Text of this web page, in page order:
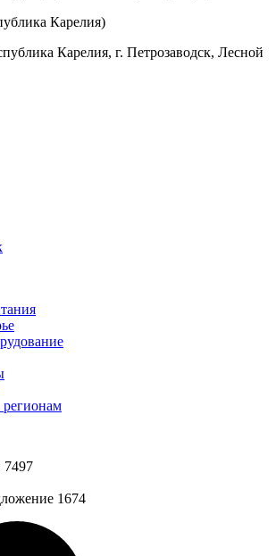
Карелия)
Карелия, г. Петрозаводск, Лесной
7497
1674